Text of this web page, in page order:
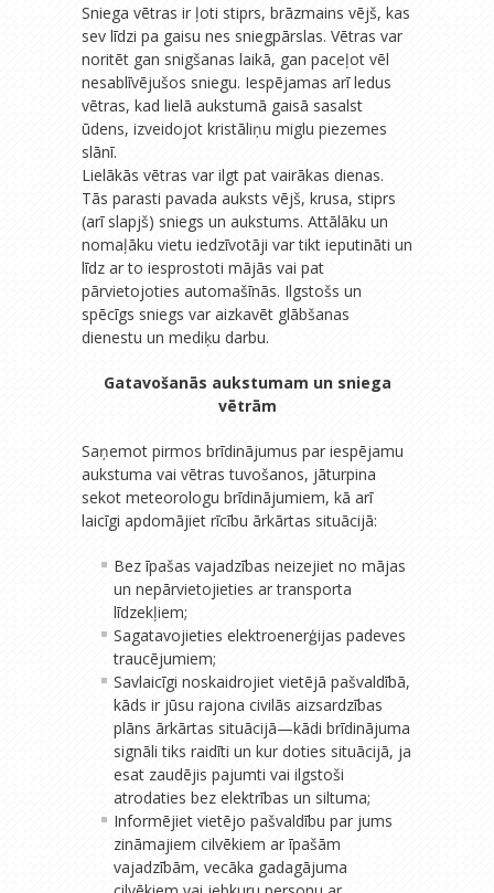
Sniega vētras ir ļoti stiprs, brāzmains vējš, kas
sev līdzi pa gaisu nes sniegpārslas. Vētras var
noritēt gan snigšanas laikā, gan paceļot vēl
nesablīvējušos sniegu. Iespējamas arī ledus
vētras, kad lielā aukstumā gaisā sasalst
ūdens, izveidojot kristāliņu miglu piezemes
slānī.
Lielākās vētras var ilgt pat vairākas dienas.
Tās parasti pavada auksts vējš, krusa, stiprs
(arī slapjš) sniegs un aukstums. Attālāku un
nomaļāku vietu iedzīvotāji var tikt ieputināti un
līdz ar to iesprostoti mājās vai pat
pārvietojoties automašīnās. Ilgstošs un
spēcīgs sniegs var aizkavēt glābšanas
dienestu un mediķu darbu.
Gatavošanās aukstumam un sniega
vētrām
Saņemot pirmos brīdinājumus par iespējamu
aukstuma vai vētras tuvošanos, jāturpina
sekot meteorologu brīdinājumiem, kā arī
laicīgi apdomājiet rīcību ārkārtas situācijā:
Bez īpašas vajadzības neizejiet no mājas
un nepārvietojieties ar transporta
līdzekļiem;
Sagatavojieties elektroenerģijas padeves
traucējumiem;
Savlaicīgi noskaidrojiet vietējā pašvaldībā,
kāds ir jūsu rajona civilās aizsardzības
plāns ārkārtas situācijā—kādi brīdinājuma
signāli tiks raidīti un kur doties situācijā, ja
esat zaudējis pajumti vai ilgstoši
atrodaties bez elektrības un siltuma;
Informējiet vietējo pašvaldību par jums
zināmajiem cilvēkiem ar īpašām
vajadzībām, vecāka gadagājuma